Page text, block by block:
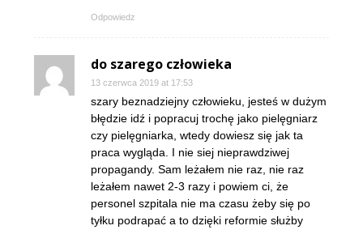
Odpowiedz
do szarego człowieka
13 czerwca 2019 at 17:53
szary beznadziejny człowieku, jesteś w dużym
błędzie idź i popracuj trochę jako pielęgniarz
czy pielęgniarka, wtedy dowiesz się jak ta
praca wygląda. I nie siej nieprawdziwej
propagandy. Sam leżałem nie raz, nie raz
leżałem nawet 2-3 razy i powiem ci, że
personel szpitala nie ma czasu żeby się po
tyłku podrapać a to dzięki reformie służby